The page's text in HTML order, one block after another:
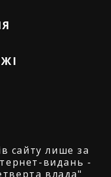
сайту лише за
видань -
влада"